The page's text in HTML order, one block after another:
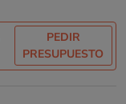
PEDIR
PRESUPUESTO